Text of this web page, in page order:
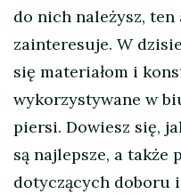
do nich należysz, ten
zainteresuje. W
się materiałom i
wykorzystywane w
piersi. Dowiesz się,
są najlepsze, a także
dotyczących doboru